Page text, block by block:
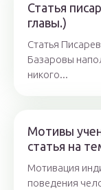
Статья
главы.)
Статья
Базаровы
никого...
Мотивы
статья на
Мотивация
поведения